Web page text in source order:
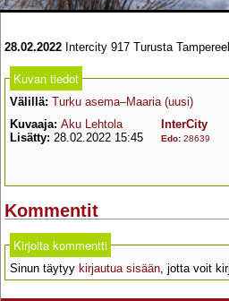
28.02.2022 Intercity 917 Turusta
Kuvan tiedot
Välillä: Turku asema–Maaria (uusi)
Kuvaaja: Aku Lehtola
Lisätty: 28.02.2022 15:45
InterCity
Edo: 28639
Kommentit
Kirjoita kommentti
Sinun täytyy kirjautua sisään , jotta voit